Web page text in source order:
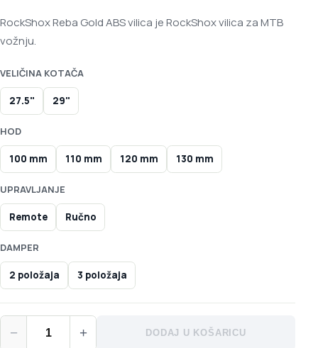
RockShox Reba Gold ABS vilica je RockShox vilica za MTB
vožnju.
VELIČINA KOTAČA
27.5" 29"
HOD
100 mm 110 mm 120 mm 130 mm
UPRAVLJANJE
Remote Ručno
DAMPER
2 položaja 3 položaja
− + DODAJ U KOŠARICU